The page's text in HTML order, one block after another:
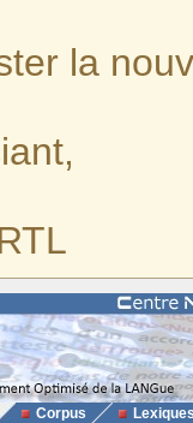
la
Corpus